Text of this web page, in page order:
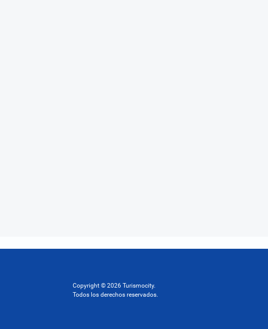
Copyright © 2026 Turismocity.
Todos los derechos reservados.